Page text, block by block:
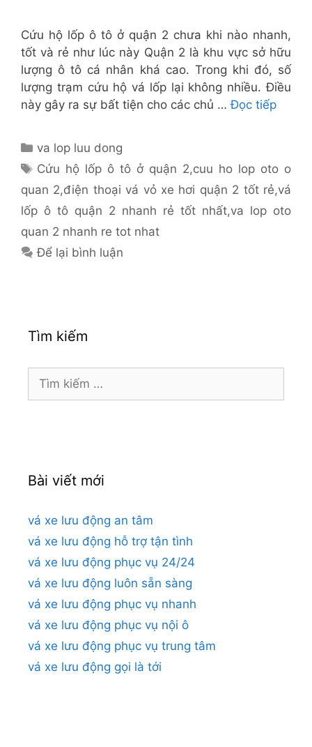
Cứu hộ lốp ô tô ở quận 2 chưa khi nào nhanh,
tốt và rẻ như lúc này Quận 2 là khu vực sở hữu
lượng ô tô cá nhân khá cao. Trong khi đó, số
lượng trạm cứu hộ vá lốp lại không nhiều. Điều
này gây ra sự bất tiện cho các chủ …Đọc tiếp
Danh
mục
va lop luu dong
Thẻ
Cứu hộ lốp ô tô ở quận 2,cuu ho lop oto o
quan 2,điện thoại vá vỏ xe hơi quận 2 tốt rẻ,vá
lốp ô tô quận 2 nhanh rẻ tốt nhất,va lop oto
quan 2 nhanh re tot nhat
Để lại bình luận
Tìm kiếm
Tìm
kiếm
Bài viết mới
vá xe lưu động an tâm
vá xe lưu động hỗ trợ tận tình
vá xe lưu động phục vụ 24/24
vá xe lưu động luôn sẵn sàng
vá xe lưu động phục vụ nhanh
vá xe lưu động phục vụ nội ô
vá xe lưu động phục vụ trung tâm
vá xe lưu động gọi là tới